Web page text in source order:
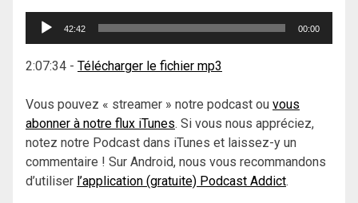
Lecteur
42:42 00:00
2:07:34 - Télécharger le fichier mp3
Vous pouvez « streamer » notre podcast ou vous
abonner à notre flux iTunes. Si vous nous appréciez,
notez notre Podcast dans iTunes et laissez-y un
commentaire ! Sur Android, nous vous recommandons
d’utiliser l’application (gratuite) Podcast Addict.